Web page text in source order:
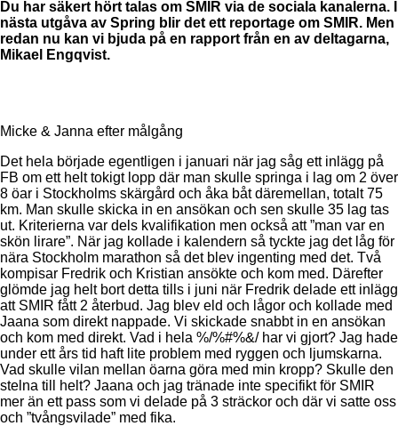
Du har säkert hört talas om SMIR via de sociala kanalerna. I
nästa utgåva av Spring blir det ett reportage om SMIR. Men
redan nu kan vi bjuda på en rapport från en av deltagarna,
Mikael Engqvist.
Micke & Janna efter målgång
Det hela började egentligen i januari när jag såg ett inlägg på
FB om ett helt tokigt lopp där man skulle springa i lag om 2 över
8 öar i Stockholms skärgård och åka båt däremellan, totalt 75
km. Man skulle skicka in en ansökan och sen skulle 35 lag tas
ut. Kriterierna var dels kvalifikation men också att ”man var en
skön lirare”. När jag kollade i kalendern så tyckte jag det låg för
nära Stockholm marathon så det blev ingenting med det. Två
kompisar Fredrik och Kristian ansökte och kom med. Därefter
glömde jag helt bort detta tills i juni när Fredrik delade ett inlägg
att SMIR fått 2 återbud. Jag blev eld och lågor och kollade med
Jaana som direkt nappade. Vi skickade snabbt in en ansökan
och kom med direkt. Vad i hela %/%#%&/ har vi gjort? Jag hade
under ett års tid haft lite problem med ryggen och ljumskarna.
Vad skulle vilan mellan öarna göra med min kropp? Skulle den
stelna till helt? Jaana och jag tränade inte specifikt för SMIR
mer än ett pass som vi delade på 3 sträckor och där vi satte oss
och ”tvångsvilade” med fika.